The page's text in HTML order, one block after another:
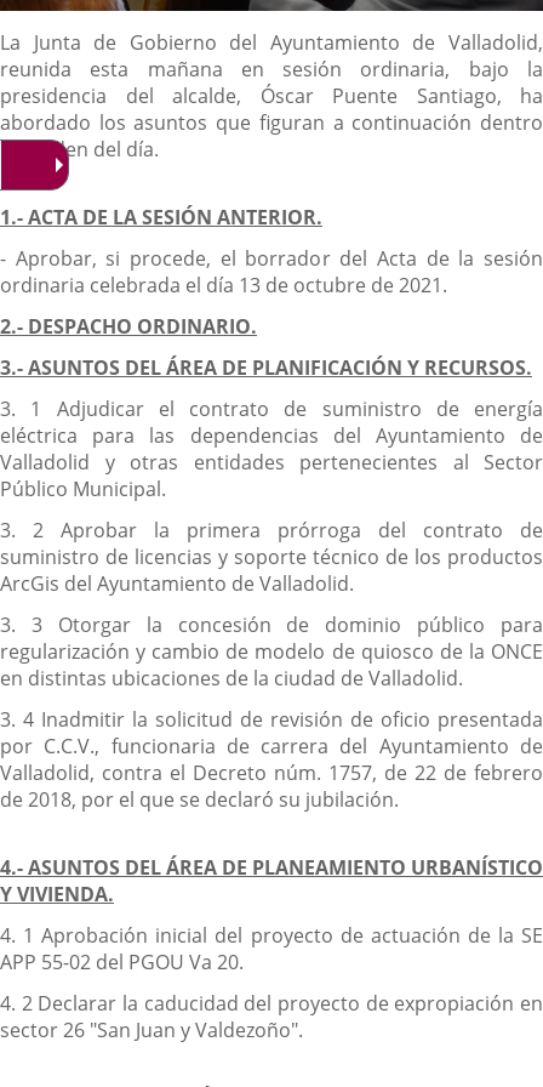
Descripción
La Junta de Gobierno del Ayuntamiento de Valladolid,
reunida esta mañana en sesión ordinaria, bajo la
presidencia del alcalde, Óscar Puente Santiago, ha
abordado los asuntos que figuran a continuación dentro
del orden del día.
1.- ACTA DE LA SESIÓN ANTERIOR.
- Aprobar, si procede, el borrador del Acta de la sesión
ordinaria celebrada el día 13 de octubre de 2021.
2.- DESPACHO ORDINARIO.
3.- ASUNTOS DEL ÁREA DE PLANIFICACIÓN Y RECURSOS.
3. 1 Adjudicar el contrato de suministro de energía
eléctrica para las dependencias del Ayuntamiento de
Valladolid y otras entidades pertenecientes al Sector
Público Municipal.
3. 2 Aprobar la primera prórroga del contrato de
suministro de licencias y soporte técnico de los productos
ArcGis del Ayuntamiento de Valladolid.
3. 3 Otorgar la concesión de dominio público para
regularización y cambio de modelo de quiosco de la ONCE
en distintas ubicaciones de la ciudad de Valladolid.
3. 4 Inadmitir la solicitud de revisión de oficio presentada
por C.C.V., funcionaria de carrera del Ayuntamiento de
Valladolid, contra el Decreto núm. 1757, de 22 de febrero
de 2018, por el que se declaró su jubilación.
4.- ASUNTOS DEL ÁREA DE PLANEAMIENTO URBANÍSTICO
Y VIVIENDA.
4. 1 Aprobación inicial del proyecto de actuación de la SE
APP 55-02 del PGOU Va 20.
4. 2 Declarar la caducidad del proyecto de expropiación en
sector 26 "San Juan y Valdezoño".